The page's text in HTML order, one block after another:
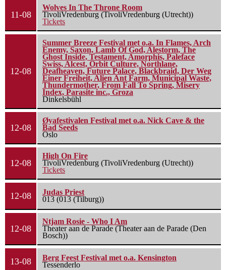
11-08
Wolves In The Throne Room
TivoliVredenburg (TivoliVredenburg (Utrecht))
Tickets
12-08
Summer Breeze Festival met o.a. In Flames, Arch
Enemy, Saxon, Lamb Of God, Alestorm, The
Ghost Inside, Testament, Amorphis, Paleface
Swiss, Alcest, Orbit Culture, Northlane,
Deafheaven, Future Palace, Blackbraid, Der Weg
Einer Freiheit, Alien Ant Farm, Municipal Waste,
Thundermother, From Fall To Spring, Misery
Index, Parasite inc., Groza
Dinkelsbühl
12-08
Øyafestivalen Festival met o.a. Nick Cave & the
Bad Seeds
Oslo
12-08
High On Fire
TivoliVredenburg (TivoliVredenburg (Utrecht))
Tickets
12-08
Judas Priest
013 (013 (Tilburg))
12-08
Ntjam Rosie - Who I Am
Theater aan de Parade (Theater aan de Parade (Den
Bosch))
13-08
Berg Feest Festival met o.a. Kensington
Tessenderlo